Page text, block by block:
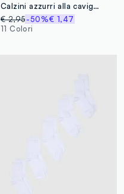
Calzini azzurri alla caviglia in cotone elasticizzato
€ 2,95-50%€ 1,47
11 Colori